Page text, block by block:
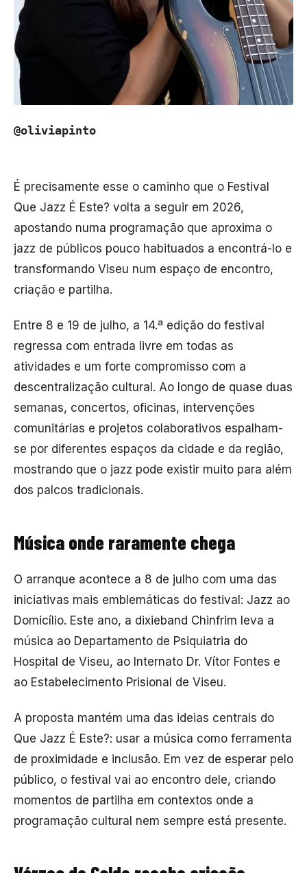
@oliviapinto
É precisamente esse o caminho que o Festival
Que Jazz É Este? volta a seguir em 2026,
apostando numa programação que aproxima o
jazz de públicos pouco habituados a encontrá-lo e
transformando Viseu num espaço de encontro,
criação e partilha.
Entre 8 e 19 de julho, a 14.ª edição do festival
regressa com entrada livre em todas as
atividades e um forte compromisso com a
descentralização cultural. Ao longo de quase duas
semanas, concertos, oficinas, intervenções
comunitárias e projetos colaborativos espalham-
se por diferentes espaços da cidade e da região,
mostrando que o jazz pode existir muito para além
dos palcos tradicionais.
Música onde raramente chega
O arranque acontece a 8 de julho com uma das
iniciativas mais emblemáticas do festival: Jazz ao
Domicílio. Este ano, a dixieband Chinfrim leva a
música ao Departamento de Psiquiatria do
Hospital de Viseu, ao Internato Dr. Vítor Fontes e
ao Estabelecimento Prisional de Viseu.
A proposta mantém uma das ideias centrais do
Que Jazz É Este?: usar a música como ferramenta
de proximidade e inclusão. Em vez de esperar pelo
público, o festival vai ao encontro dele, criando
momentos de partilha em contextos onde a
programação cultural nem sempre está presente.